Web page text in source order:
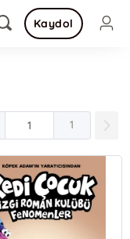
Kaydol
1